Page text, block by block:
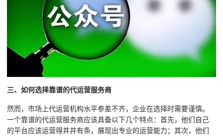
三、如何选择靠谱的代运营服务商
然而，市场上代运营机构水平参差不齐，企业在选择时需要谨慎。
一个靠谱的代运营服务商应该具备以下几个特点：首先，他们自己
的平台应该运营得井井有条，展现出专业的运营能力；其次，他们